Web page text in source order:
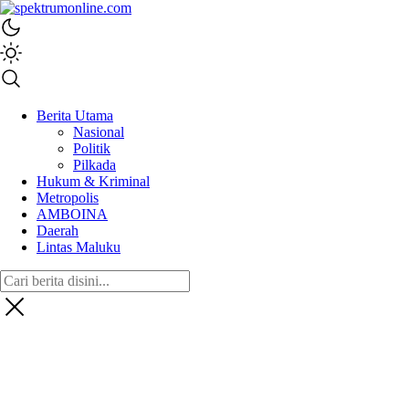
spektrumonline.com
Berita Utama
Nasional
Politik
Pilkada
Hukum & Kriminal
Metropolis
AMBOINA
Daerah
Lintas Maluku